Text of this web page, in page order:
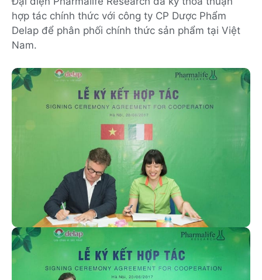
hợp tác chính thức với công ty CP Dược Phẩm
Delap để phân phối chính thức sản phẩm tại Việt
Nam.